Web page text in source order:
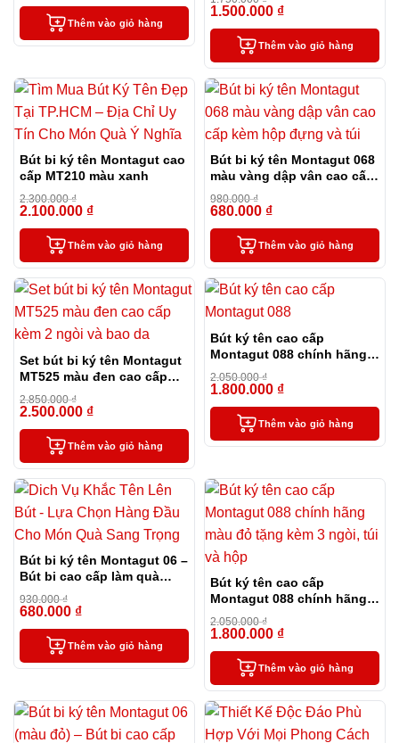
Thêm vào giỏ hàng
1.500.000 ₫
Thêm vào giỏ hàng
Bút bi ký tên Montagut cao
cấp MT210 màu xanh
2.300.000₫
2.100.000 ₫
Thêm vào giỏ hàng
Bút bi ký tên Montagut 068
màu vàng dập vân cao cấp
kèm hộp đựng và túi
980.000₫
680.000 ₫
Thêm vào giỏ hàng
Set bút bi ký tên Montagut
MT525 màu đen cao cấp
kèm 2 ngòi và bao da
2.850.000₫
2.500.000 ₫
Thêm vào giỏ hàng
Bút ký tên cao cấp
Montagut 088 chính hãng
màu đen tặng kèm 3 ngòi,
túi và hộp
2.050.000₫
1.800.000 ₫
Thêm vào giỏ hàng
Bút bi ký tên Montagut 06 –
Bút bi cao cấp làm quà
tặng sếp
930.000₫
680.000 ₫
Thêm vào giỏ hàng
Bút ký tên cao cấp
Montagut 088 chính hãng
màu đỏ tặng kèm 3 ngòi,
túi và hộp
2.050.000₫
1.800.000 ₫
Thêm vào giỏ hàng